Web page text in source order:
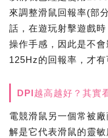
來調整滑鼠回報率(部
話，在遊玩射擊遊戲
操作手感，因此是不
125Hz的回報率，才有
DPI越高越好？其實
電競滑鼠另一個常被
解是它代表滑鼠的靈